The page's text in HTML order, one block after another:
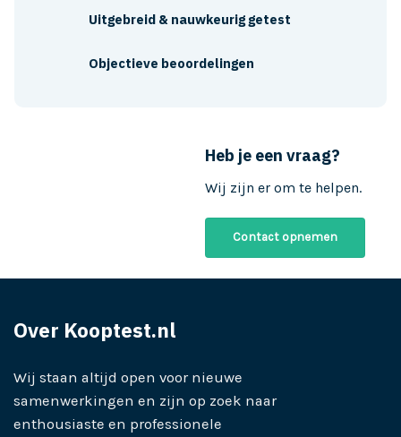
Heb je een vraag?
Wij zijn er om te helpen.
Contact opnemen
Uitgebreid & nauwkeurig getest
Objectieve beoordelingen
Over Kooptest.nl
Wij staan altijd open voor nieuwe
samenwerkingen en zijn op zoek naar
enthousiaste en professionele